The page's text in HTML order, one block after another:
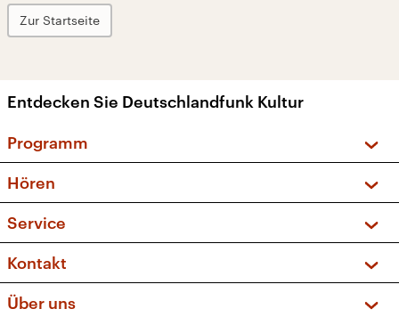
Zur Startseite
Entdecken Sie Deutschlandfunk Kultur
Programm
Sendungen und Podcasts
Musikliste
Kakadu – Das Kinderprogramm
Hören
Frequenzen (UKW + DAB+)
Service
FAQ
Apps
Newsletter
Kontakt
Über uns